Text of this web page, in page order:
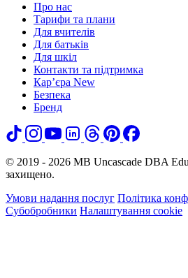
Про нас
Тарифи та плани
Для вчителів
Для батьків
Для шкіл
Контакти та підтримка
Кар’єра New
Безпека
Бренд
© 2019 - 2026 MB Uncascade DBA
захищено.
Умови надання послуг Політика
Субобробники Налаштування cookie